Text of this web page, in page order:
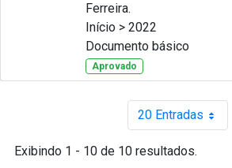
Ferreira.
Início > 2022
Documento básico
Aprovado
20 EntradasPor página
Exibindo 1 - 10 de 10 resultados.